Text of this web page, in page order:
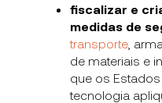
fiscalizar e
medidas de
transporte,
de materiais e
que os
tecnologia